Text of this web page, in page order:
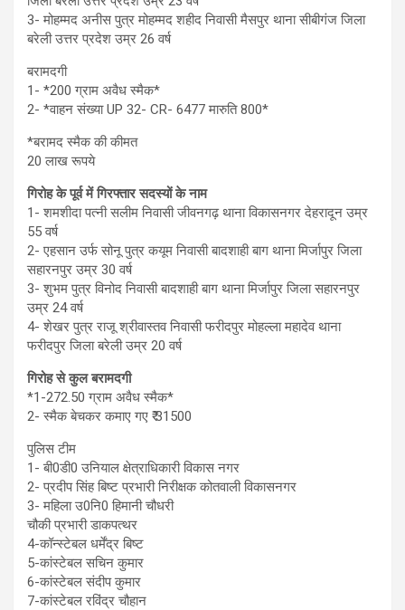
3- मोहम्मद अनीस पुत्र मोहम्मद शहीद निवासी मैसपुर थाना सीबीगंज जिला
बरेली उत्तर प्रदेश उम्र 26 वर्ष
बरामदगी
1- *200 ग्राम अवैध स्मैक*
2- *वाहन संख्या UP 32- CR- 6477 मारुति 800*
*बरामद स्मैक की कीमत
20 लाख रूपये
गिरोह के पूर्व में गिरफ्तार सदस्यों के नाम
1- शमशीदा पत्नी सलीम निवासी जीवनगढ़ थाना विकासनगर देहरादून उम्र
55 वर्ष
2- एहसान उर्फ सोनू पुत्र कयूम निवासी बादशाही बाग थाना मिर्जापुर जिला
सहारनपुर उम्र 30 वर्ष
3- शुभम पुत्र विनोद निवासी बादशाही बाग थाना मिर्जापुर जिला सहारनपुर
उम्र 24 वर्ष
4- शेखर पुत्र राजू श्रीवास्तव निवासी फरीदपुर मोहल्ला महादेव थाना
फरीदपुर जिला बरेली उम्र 20 वर्ष
गिरोह से कुल बरामदगी
*1-272.50 ग्राम अवैध स्मैक*
2- स्मैक बेचकर कमाए गए ₹ 31500
पुलिस टीम
1- बी0डी0 उनियाल क्षेत्राधिकारी विकास नगर
2- प्रदीप सिंह बिष्ट प्रभारी निरीक्षक कोतवाली विकासनगर
3- महिला उ0नि0 हिमानी चौधरी
चौकी प्रभारी डाकपत्थर
4-कॉन्स्टेबल धर्मेंद्र बिष्ट
5-कांस्टेबल सचिन कुमार
6-कांस्टेबल संदीप कुमार
7-कांस्टेबल रविंद्र चौहान